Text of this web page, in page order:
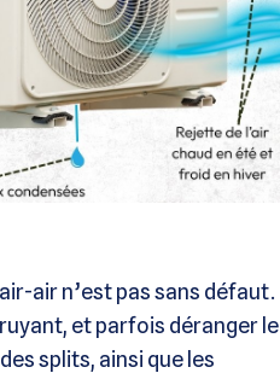
air n’est pas sans défaut.
et parfois déranger le
splits, ainsi que les